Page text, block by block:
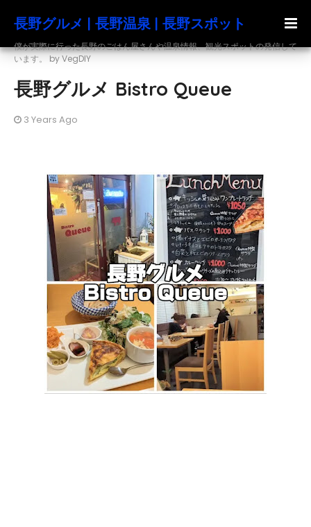
長野グルメ | 長野温泉 | 長野スポット
僕が実際に行った長野のごはん屋さんや温泉情報、観光スポットの発信して
います。 by VegDIY
長野グルメ Bistro Queue
3 Years Ago